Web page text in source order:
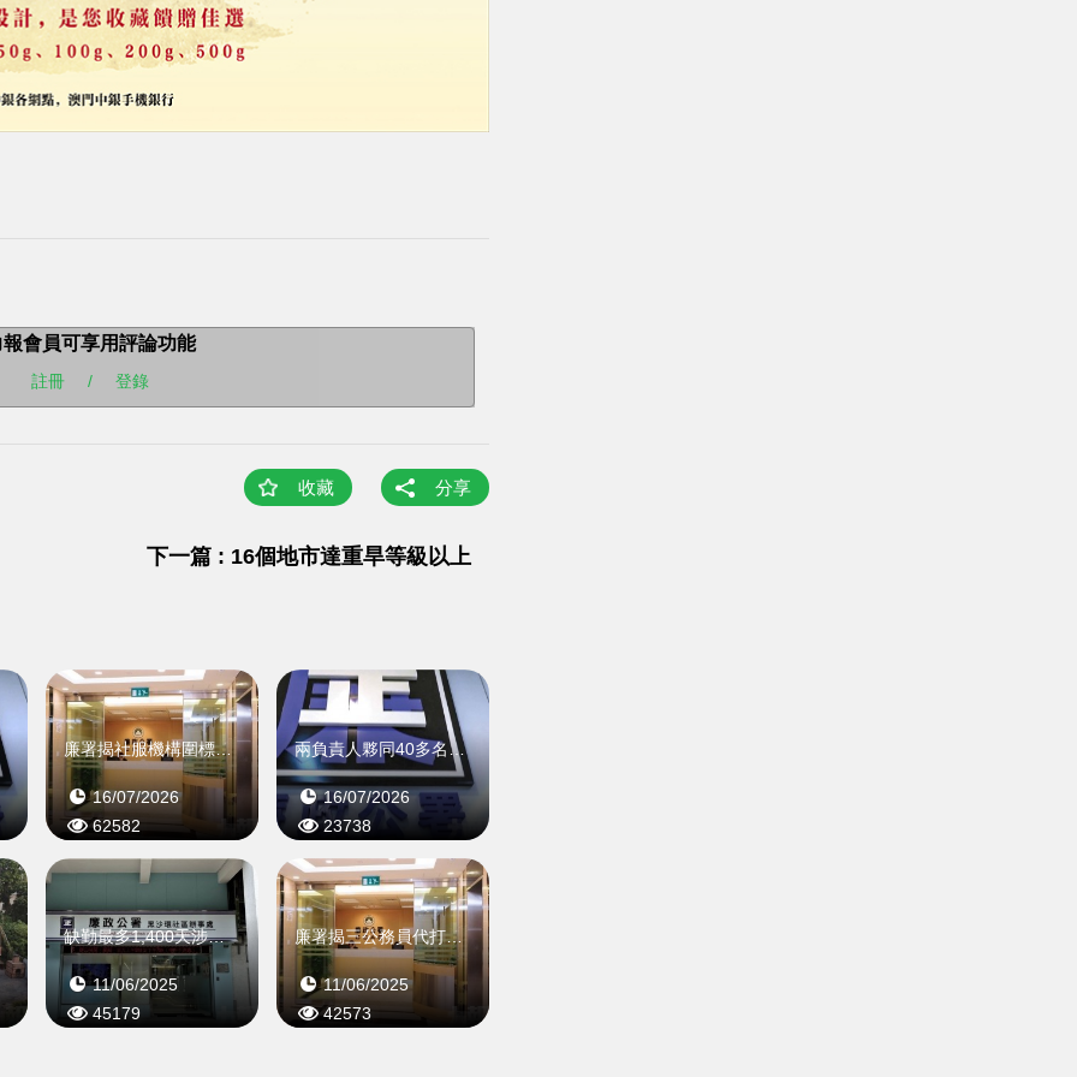
會員可享用評論功能
註冊 / 登錄
收藏 分享
下一篇 : 16個地市達重旱等級以上
廉署揭社服機構圍標詐騙公帑資助
16/07/2026
62582
兩負責人夥同40多名居民共騙20萬元
16/07/2026
23738
」 缺勤最多1,400天涉騙薪高至170萬元
11/06/2025
45179
​廉署揭三公務員代打卡騙薪
11/06/2025
42573